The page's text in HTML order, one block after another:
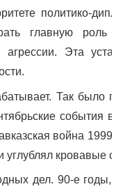
политико-
главную роль
агрессии. Эта
Так было
события в
война 1999
кровавые
дел. 90-е годы,